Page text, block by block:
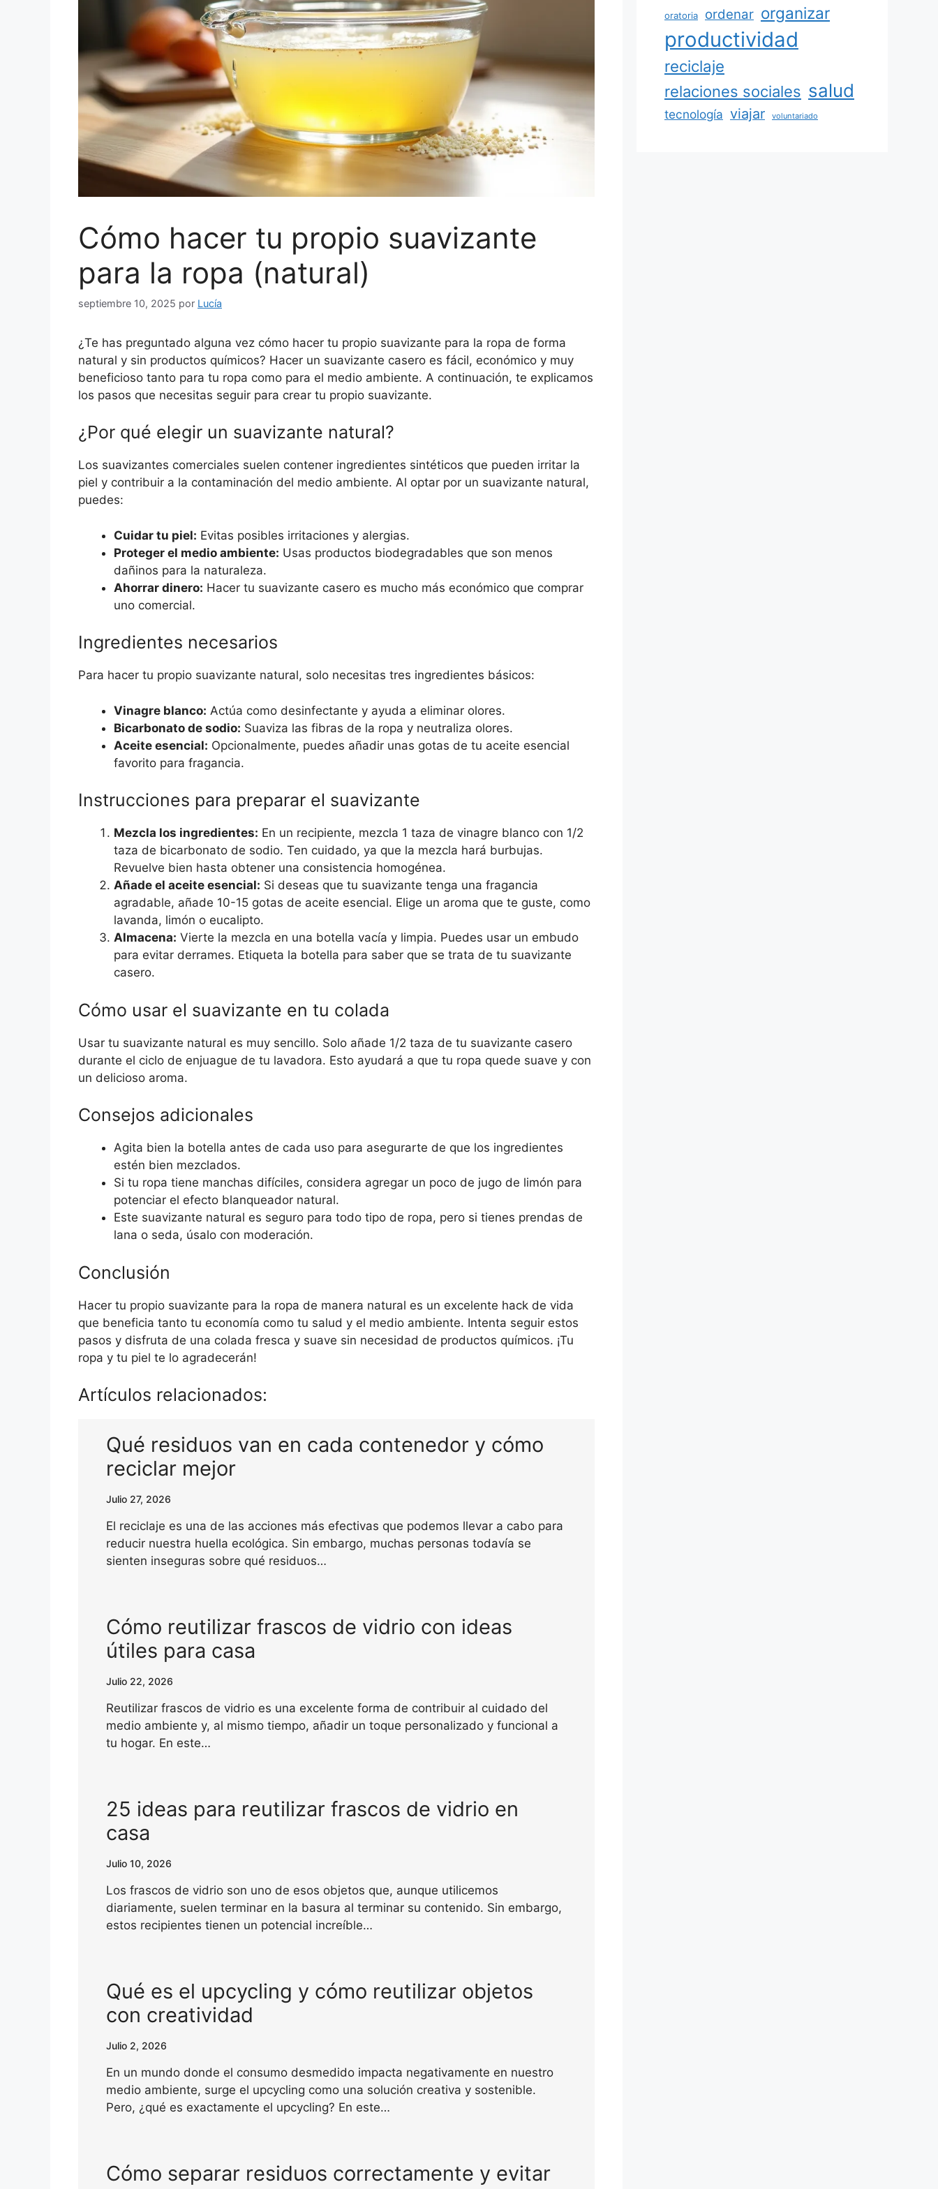
Cómo hacer tu propio suavizante
para la ropa (natural)
septiembre 10, 2025 por Lucía
¿Te has preguntado alguna vez cómo hacer tu propio suavizante para la ropa de forma
natural y sin productos químicos? Hacer un suavizante casero es fácil, económico y muy
beneficioso tanto para tu ropa como para el medio ambiente. A continuación, te explicamos
los pasos que necesitas seguir para crear tu propio suavizante.
¿Por qué elegir un suavizante natural?
Los suavizantes comerciales suelen contener ingredientes sintéticos que pueden irritar la
piel y contribuir a la contaminación del medio ambiente. Al optar por un suavizante natural,
puedes:
Cuidar tu piel: Evitas posibles irritaciones y alergias.
Proteger el medio ambiente: Usas productos biodegradables que son menos
dañinos para la naturaleza.
Ahorrar dinero: Hacer tu suavizante casero es mucho más económico que comprar
uno comercial.
Ingredientes necesarios
Para hacer tu propio suavizante natural, solo necesitas tres ingredientes básicos:
Vinagre blanco: Actúa como desinfectante y ayuda a eliminar olores.
Bicarbonato de sodio: Suaviza las fibras de la ropa y neutraliza olores.
Aceite esencial: Opcionalmente, puedes añadir unas gotas de tu aceite esencial
favorito para fragancia.
Instrucciones para preparar el suavizante
Mezcla los ingredientes: En un recipiente, mezcla 1 taza de vinagre blanco con 1/2
taza de bicarbonato de sodio. Ten cuidado, ya que la mezcla hará burbujas.
Revuelve bien hasta obtener una consistencia homogénea.
Añade el aceite esencial: Si deseas que tu suavizante tenga una fragancia
agradable, añade 10-15 gotas de aceite esencial. Elige un aroma que te guste, como
lavanda, limón o eucalipto.
Almacena: Vierte la mezcla en una botella vacía y limpia. Puedes usar un embudo
para evitar derrames. Etiqueta la botella para saber que se trata de tu suavizante
casero.
Cómo usar el suavizante en tu colada
Usar tu suavizante natural es muy sencillo. Solo añade 1/2 taza de tu suavizante casero
durante el ciclo de enjuague de tu lavadora. Esto ayudará a que tu ropa quede suave y con
un delicioso aroma.
Consejos adicionales
Agita bien la botella antes de cada uso para asegurarte de que los ingredientes
estén bien mezclados.
Si tu ropa tiene manchas difíciles, considera agregar un poco de jugo de limón para
potenciar el efecto blanqueador natural.
Este suavizante natural es seguro para todo tipo de ropa, pero si tienes prendas de
lana o seda, úsalo con moderación.
Conclusión
Hacer tu propio suavizante para la ropa de manera natural es un excelente hack de vida
que beneficia tanto tu economía como tu salud y el medio ambiente. Intenta seguir estos
pasos y disfruta de una colada fresca y suave sin necesidad de productos químicos. ¡Tu
ropa y tu piel te lo agradecerán!
Artículos relacionados:
Qué residuos van en cada contenedor y cómo
reciclar mejor
Julio 27, 2026
El reciclaje es una de las acciones más efectivas que podemos llevar a cabo para
reducir nuestra huella ecológica. Sin embargo, muchas personas todavía se
sienten inseguras sobre qué residuos…
Cómo reutilizar frascos de vidrio con ideas
útiles para casa
Julio 22, 2026
Reutilizar frascos de vidrio es una excelente forma de contribuir al cuidado del
medio ambiente y, al mismo tiempo, añadir un toque personalizado y funcional a
tu hogar. En este…
25 ideas para reutilizar frascos de vidrio en
casa
Julio 10, 2026
Los frascos de vidrio son uno de esos objetos que, aunque utilicemos
diariamente, suelen terminar en la basura al terminar su contenido. Sin embargo,
estos recipientes tienen un potencial increíble…
Qué es el upcycling y cómo reutilizar objetos
con creatividad
Julio 2, 2026
En un mundo donde el consumo desmedido impacta negativamente en nuestro
medio ambiente, surge el upcycling como una solución creativa y sostenible.
Pero, ¿qué es exactamente el upcycling? En este…
Cómo separar residuos correctamente y evitar
oratoria ordenar organizar
productividad
reciclaje
relaciones sociales salud
tecnología viajar voluntariado